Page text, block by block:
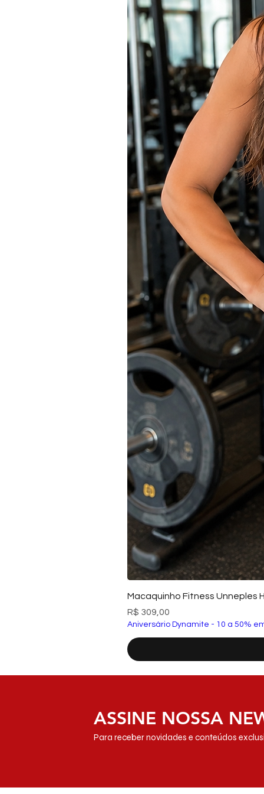
Macaquinho Fitness Unneples
Preço
R$ 309,00
Aniversário Dynamite - 10 a 50%
ASSINE NOSSA
Para receber novidades e conteúdos